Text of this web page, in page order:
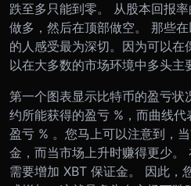
跌至多只能到零。 从股本回报
做多，然后在顶部做空。 那些
的人感受最为深切。因为可以
以在大多数的市场环境中多头主
第一个图表显示比特币的盈亏状
约所能获得的盈亏 %，而曲线
盈亏 % 。您马上可以注意到，
金，而当市场上升时赚得更少
需要增加 XBT 保证金。 因此，